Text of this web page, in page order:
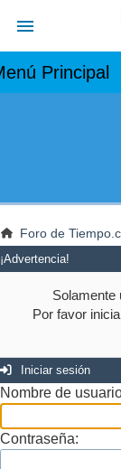
Principal
Foro de
¡Advertencia!
Solamente
Por favor
Iniciar sesión
Nombre de
Contraseña: